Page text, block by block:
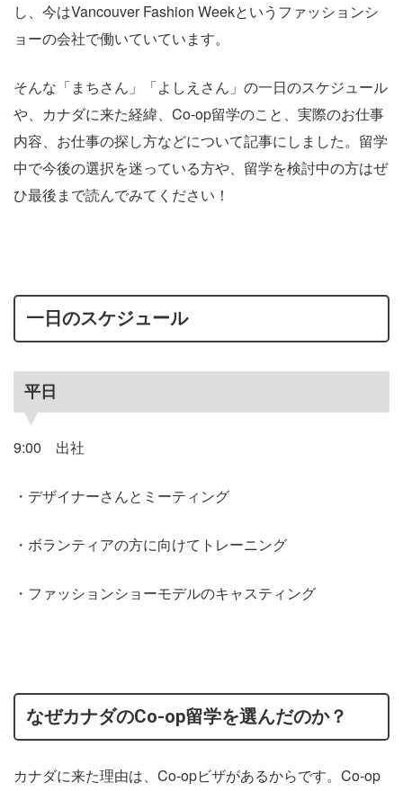
し、今はVancouver Fashion Weekというファッションシ
ョーの会社で働いていています。
そんな「まちさん」「よしえさん」の一日のスケジュール
や、カナダに来た経緯、Co-op留学のこと、実際のお仕事
内容、お仕事の探し方などについて記事にしました。留学
中で今後の選択を迷っている方や、留学を検討中の方はぜ
ひ最後まで読んでみてください！
一日のスケジュール
平日
9:00 出社
・デザイナーさんとミーティング
・ボランティアの方に向けてトレーニング
・ファッションショーモデルのキャスティング
なぜカナダのCo-op留学を選んだのか？
カナダに来た理由は、Co-opビザがあるからです。Co-op